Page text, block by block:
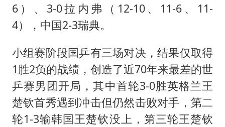
6）、3-0拉内弗（12-10、11-6、11-
4），中国2-3瑞典。
小组赛阶段国乒有三场对决，结果仅取得
1胜2负的战绩，创造了近70年来最差的世
乒赛男团开局，其中首轮3-0胜英格兰王
楚钦首秀遇到冲击但仍然击败对手，第二
轮1-3输韩国王楚钦没上，第三轮王楚钦